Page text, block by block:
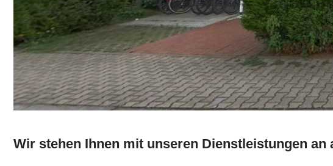
Wir stehen Ihnen mit unseren Dienstleistungen an